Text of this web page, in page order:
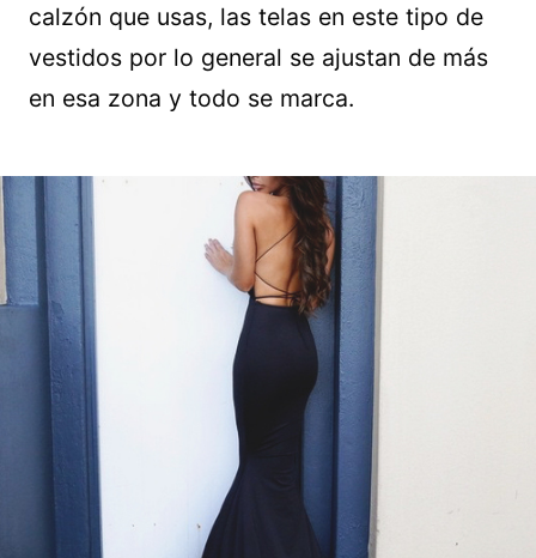
calzón que usas, las telas en este tipo de
vestidos por lo general se ajustan de más
en esa zona y todo se marca.